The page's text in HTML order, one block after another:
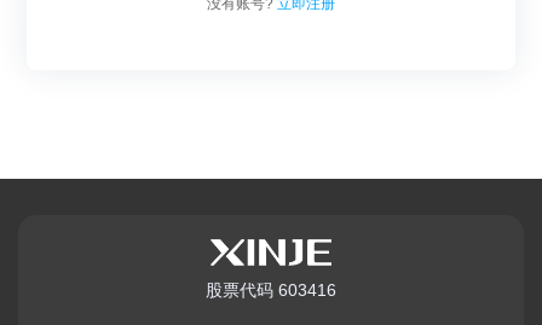
没有账号? 立即注册
股票代码 603416